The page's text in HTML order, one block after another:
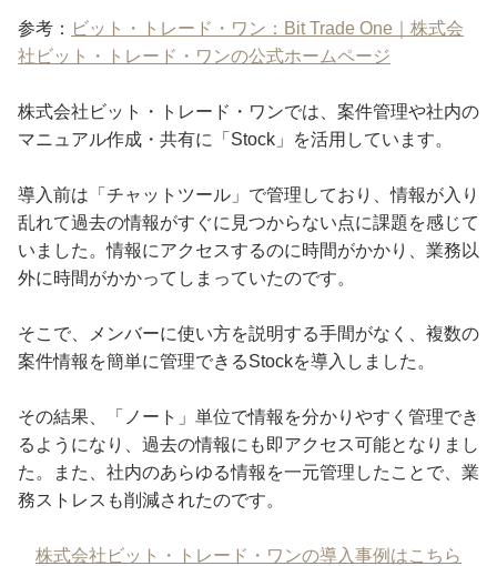
参考： ビット・トレード・ワン：Bit Trade One｜株式会
社ビット・トレード・ワンの公式ホームページ
株式会社ビット・トレード・ワンでは、案件管理や社内の
マニュアル作成・共有に「Stock」を活用しています。
導入前は「チャットツール」で管理しており、情報が入り
乱れて過去の情報がすぐに見つからない点に課題を感じて
いました。情報にアクセスするのに時間がかかり、業務以
外に時間がかかってしまっていたのです。
そこで、メンバーに使い方を説明する手間がなく、複数の
案件情報を簡単に管理できるStockを導入しました。
その結果、「ノート」単位で情報を分かりやすく管理でき
るようになり、過去の情報にも即アクセス可能となりまし
た。また、社内のあらゆる情報を一元管理したことで、業
務ストレスも削減されたのです。
株式会社ビット・トレード・ワンの導入事例はこちら